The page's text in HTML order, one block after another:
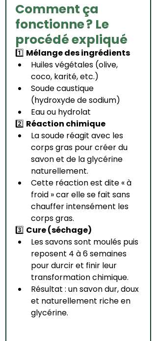
Comment ça
fonctionne ? Le
procédé expliqué
1️⃣ Mélange des ingrédients
Huiles végétales (olive,
coco, karité, etc.)
Soude caustique
(hydroxyde de sodium)
Eau ou hydrolat
2️⃣ Réaction chimique
La soude réagit avec les
corps gras pour créer du
savon et de la glycérine
naturellement.
Cette réaction est dite « à
froid » car elle se fait sans
chauffer intensément les
corps gras.
3️⃣ Cure (séchage)
Les savons sont moulés puis
reposent 4 à 6 semaines
pour durcir et finir leur
transformation chimique.
Résultat : un savon dur, doux
et naturellement riche en
glycérine.